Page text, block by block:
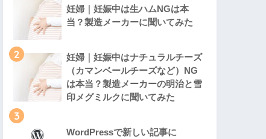
妊婦｜妊娠中は生ハムNGは本
当？製造メーカーに聞いてみた
2
妊婦｜妊娠中はナチュラルチーズ
（カマンベールチーズなど）NG
は本当？製造メーカーの明治と雪
印メグミルクに聞いてみた
3
WordPressで新しい記事に